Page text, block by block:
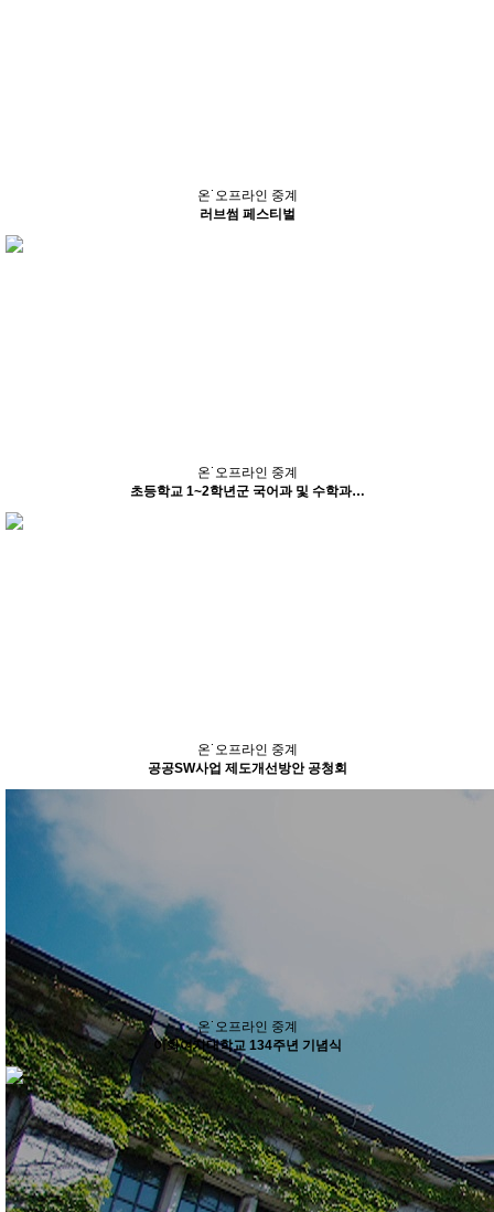
온˙오프라인 중계
러브썸 페스티벌
온˙오프라인 중계
초등학교 1~2학년군 국어과 및 수학과…
온˙오프라인 중계
공공SW사업 제도개선방안 공청회
온˙오프라인 중계
이화여자대학교 134주년 기념식